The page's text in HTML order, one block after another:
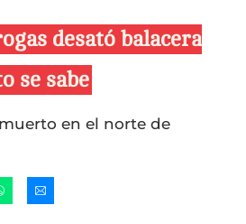
desató balacera
se sabe
en el norte de